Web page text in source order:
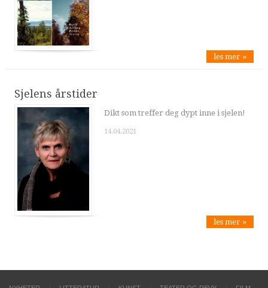
les mer »
Sjelens årstider
Dikt som treffer deg dypt inne i sjelen!
14.04.2021
les mer »